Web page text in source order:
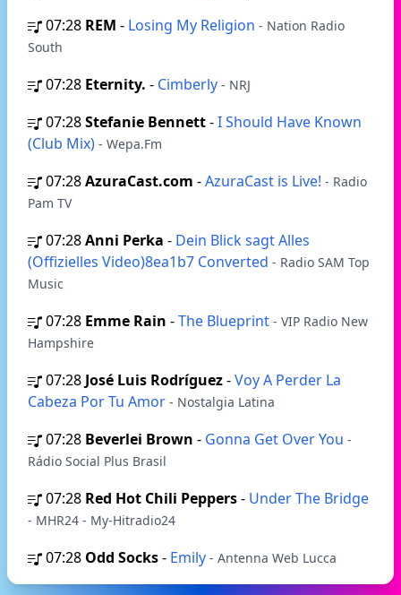
07:28 REM - Losing My Religion - Nation Radio
South
07:28 Eternity. - Cimberly - NRJ
07:28Stefanie Bennett-I Should Have Known
(Club Mix) - Wepa.Fm
07:28AzuraCast.com -AzuraCast is Live! - Radio
Pam TV
07:28Anni Perka - Dein Blick sagt Alles
(Offizielles Video)8ea1b7 Converted - Radio SAM Top
Music
07:28 Emme Rain -The Blueprint - VIP Radio New
Hampshire
07:28 José Luis Rodríguez-Voy A Perder La
Cabeza Por Tu Amor - Nostalgia Latina
07:28 Beverlei Brown - Gonna Get Over You -
Rádio Social Plus Brasil
07:28 Red Hot Chili Peppers- Under The Bridge
- MHR24 - My-Hitradio24
07:28 Odd Socks- Emily - Antenna Web Lucca